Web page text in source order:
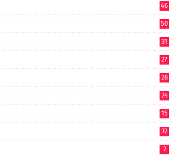
46
50
31
27
28
24
15
32
2